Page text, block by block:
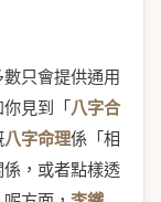
只會提供通用
見到「八字合
八字命理係「相
，或者點樣透